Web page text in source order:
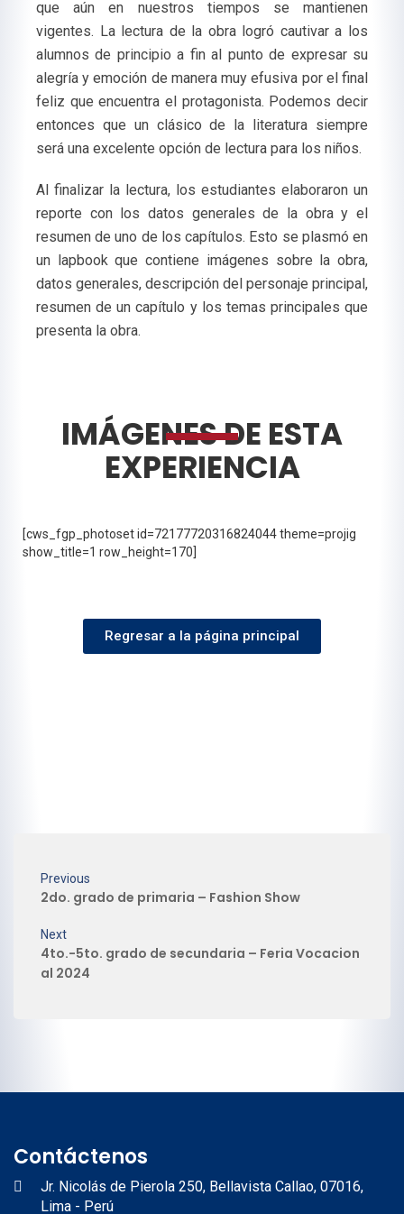
que aún en nuestros tiempos se mantienen
vigentes. La lectura de la obra logró cautivar a los
alumnos de principio a fin al punto de expresar su
alegría y emoción de manera muy efusiva por el final
feliz que encuentra el protagonista. Podemos decir
entonces que un clásico de la literatura siempre
será una excelente opción de lectura para los niños.
Al finalizar la lectura, los estudiantes elaboraron un
reporte con los datos generales de la obra y el
resumen de uno de los capítulos. Esto se plasmó en
un lapbook que contiene imágenes sobre la obra,
datos generales, descripción del personaje principal,
resumen de un capítulo y los temas principales que
presenta la obra.
IMÁGENES DE ESTA
EXPERIENCIA
[cws_fgp_photoset id=72177720316824044 theme=projig
show_title=1 row_height=170]
Regresar a la página principal
Previous
2do. grado de primaria – Fashion Show
Next
4to.-5to. grado de secundaria – Feria Vocacion
al 2024
Contáctenos
Jr. Nicolás de Pierola 250, Bellavista Callao, 07016,
Lima - Perú